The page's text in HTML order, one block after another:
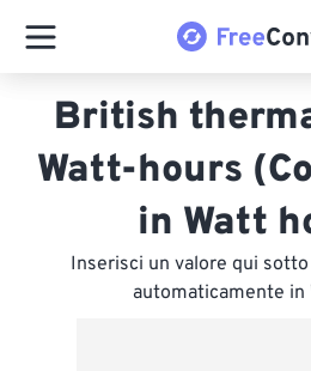
British
Watt-hours
in Watt
Inserisci un valore qui
automaticamente in